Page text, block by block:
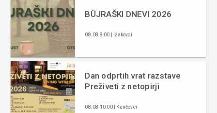
BÜJRAŠKI DNEVI 2026
08.08 8:00 | Ižakovci
Dan odprtih vrat razstave
Preživeti z netopirji
08.08 10:00 | Kančevci